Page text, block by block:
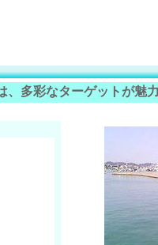
、多彩なターゲットが